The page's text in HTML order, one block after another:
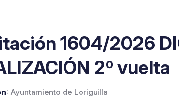
1604/2026
2º vuelta
: Ayuntamiento de Loriguilla